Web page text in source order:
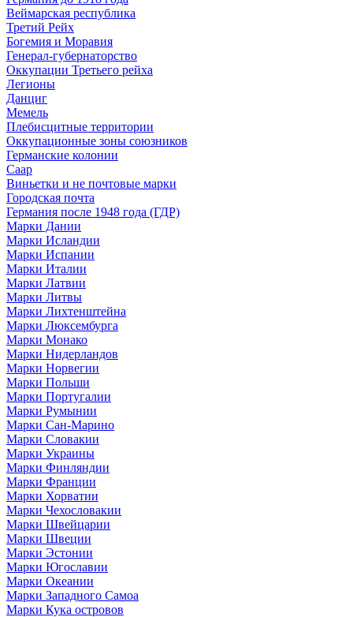
Веймарская республика
Третий Рейх
Богемия и Моравия
Генерал-губернаторство
Оккупации Третьего рейха
Легионы
Данциг
Мемель
Плебисцитные территории
Оккупационные зоны союзников
Германские колонии
Саар
Виньетки и не почтовые марки
Городская почта
Германия после 1948 года (ГДР)
Марки Дании
Марки Исландии
Марки Испании
Марки Италии
Марки Латвии
Марки Литвы
Марки Лихтенштейна
Марки Люксембурга
Марки Монако
Марки Нидерландов
Марки Норвегии
Марки Польши
Марки Португалии
Марки Румынии
Марки Сан-Марино
Марки Словакии
Марки Украины
Марки Финляндии
Марки Франции
Марки Хорватии
Марки Чехословакии
Марки Швейцарии
Марки Швеции
Марки Эстонии
Марки Югославии
Марки Океании
Марки Западного Самоа
Марки Кука островов